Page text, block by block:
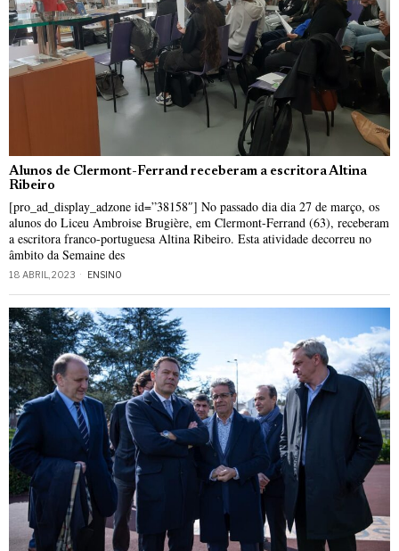
Alunos de Clermont-Ferrand receberam a escritora Altina
Ribeiro
[pro_ad_display_adzone id=”38158″] No passado dia dia 27 de março, os
alunos do Liceu Ambroise Brugière, em Clermont-Ferrand (63), receberam
a escritora franco-portuguesa Altina Ribeiro. Esta atividade decorreu no
âmbito da Semaine des
18 ABRIL, 2023 ENSINO